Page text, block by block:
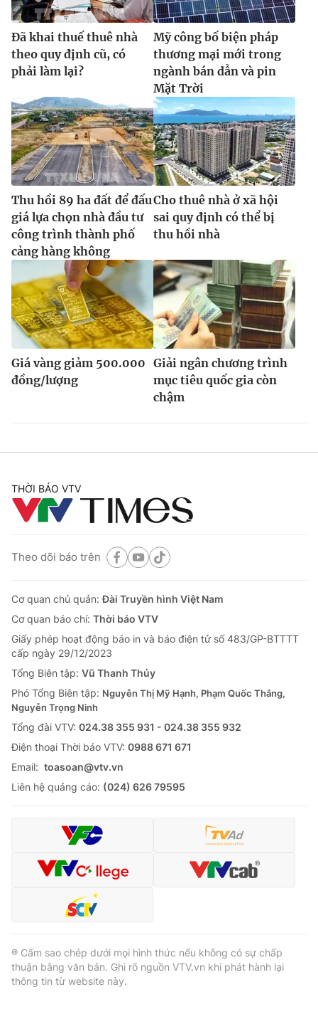
® Cấm sao chép dưới mọi hình thức nếu không có sự chấp
thuận bằng văn bản. Ghi rõ nguồn VTV.vn khi phát hành lại
thông tin từ website này.
Đã khai thuế thuê nhà
theo quy định cũ, có
phải làm lại?
Mỹ công bố biện pháp
thương mại mới trong
ngành bán dẫn và pin
Mặt Trời
Thu hồi 89 ha đất để đấu
giá lựa chọn nhà đầu tư
công trình thành phố
cảng hàng không
Cho thuê nhà ở xã hội
sai quy định có thể bị
thu hồi nhà
Giá vàng giảm 500.000
đồng/lượng
Giải ngân chương trình
mục tiêu quốc gia còn
chậm
THỜI BÁO VTV
Theo dõi báo trên
Cơ quan chủ quản:Đài Truyền hình Việt Nam
Cơ quan báo chí: Thời báo VTV
Giấy phép hoạt động báo in và báo điện tử số 483/GP-BTTTT
cấp ngày 29/12/2023
Tổng Biên tập: Vũ Thanh Thủy
Phó Tổng Biên tập: Nguyễn Thị Mỹ Hạnh, Phạm Quốc Thắng,
Nguyễn Trọng Ninh
Tổng đài VTV: 024.38 355 931 - 024.38 355 932
Ðiện thoại Thời báo VTV: 0988 671 671
Email: toasoan@vtv.vn
Liên hệ quảng cáo: (024) 626 79595
® Cấm sao chép dưới mọi hình thức nếu không có sự chấp
thuận bằng văn bản. Ghi rõ nguồn VTV.vn khi phát hành lại
thông tin từ website này.